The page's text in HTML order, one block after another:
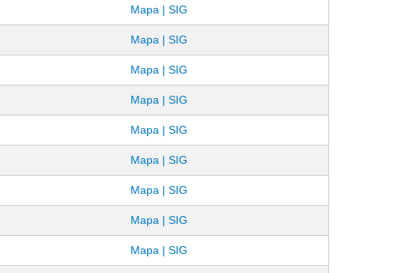
Mapa | SIG
Mapa | SIG
Mapa | SIG
Mapa | SIG
Mapa | SIG
Mapa | SIG
Mapa | SIG
Mapa | SIG
Mapa | SIG